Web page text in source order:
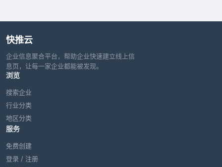
快推云
企业信息聚合平台，帮助企业快速建立线上信
息页，让每一家企业都能被发现。
浏览
搜索企业
行业分类
地区分类
服务
免费创建
登录 / 注册